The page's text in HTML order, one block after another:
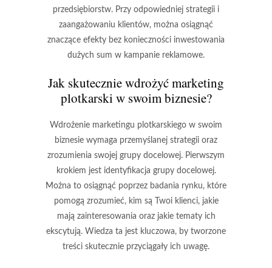
przedsiębiorstw. Przy odpowiedniej strategii i
zaangażowaniu klientów, można osiągnąć
znaczące efekty bez konieczności inwestowania
dużych sum w kampanie reklamowe.
Jak skutecznie wdrożyć marketing
plotkarski w swoim biznesie?
Wdrożenie marketingu plotkarskiego w swoim
biznesie wymaga przemyślanej strategii oraz
zrozumienia swojej grupy docelowej. Pierwszym
krokiem jest identyfikacja grupy docelowej.
Można to osiągnąć poprzez badania rynku, które
pomogą zrozumieć, kim są Twoi klienci, jakie
mają zainteresowania oraz jakie tematy ich
ekscytują. Wiedza ta jest kluczowa, by tworzone
treści skutecznie przyciągały ich uwagę.